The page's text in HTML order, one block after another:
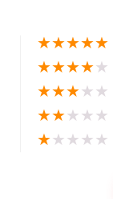
★★★★★
★★★★★
★★★★★
★★★★★
★★★★★